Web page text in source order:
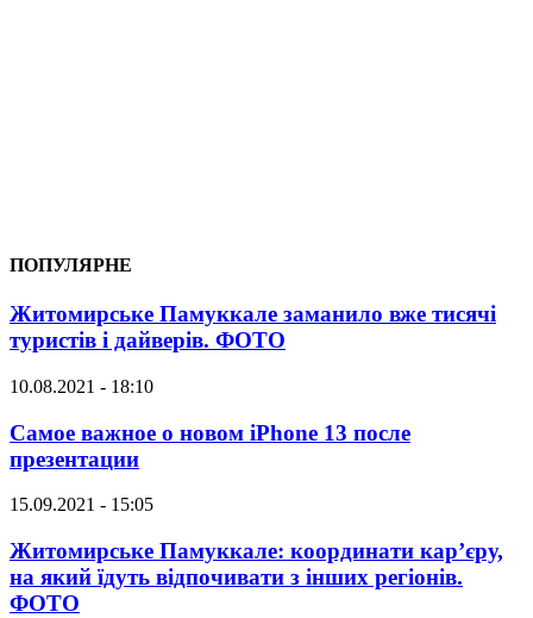
ПОПУЛЯРНЕ
Житомирське Памуккале заманило вже тисячі
туристів і дайверів. ФОТО
10.08.2021 - 18:10
Самое важное о новом iPhone 13 после
презентации
15.09.2021 - 15:05
Житомирське Памуккале: координати кар’єру,
на який їдуть відпочивати з інших регіонів.
ФОТО